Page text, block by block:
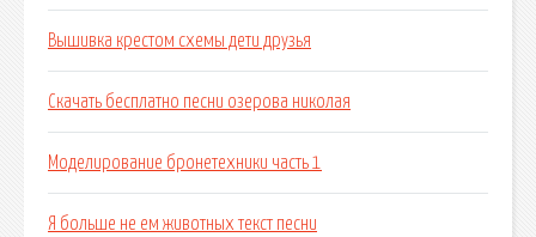
Вышивка крестом схемы дети друзья
Скачать бесплатно песни озерова николая
Моделирование бронетехники часть 1
Я больше не ем животных текст песни